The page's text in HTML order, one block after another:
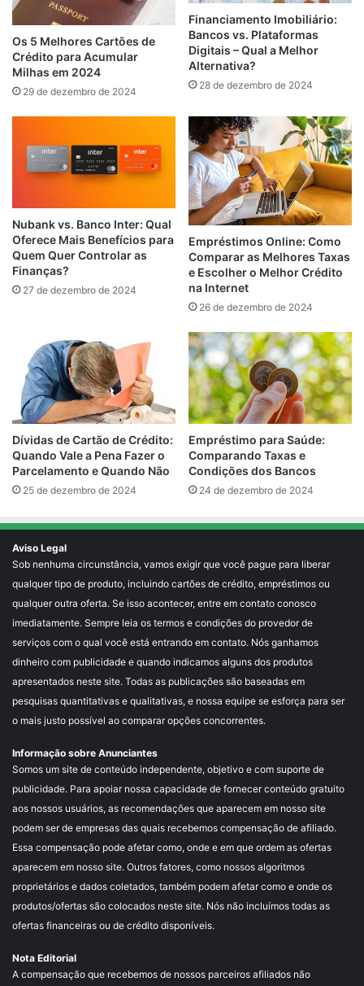
Os 5 Melhores Cartões de
Crédito para Acumular
Milhas em 2024
29 de dezembro de 2024
Financiamento Imobiliário:
Bancos vs. Plataformas
Digitais – Qual a Melhor
Alternativa?
28 de dezembro de 2024
Nubank vs. Banco Inter: Qual
Oferece Mais Benefícios para
Quem Quer Controlar as
Finanças?
27 de dezembro de 2024
Empréstimos Online: Como
Comparar as Melhores Taxas
e Escolher o Melhor Crédito
na Internet
26 de dezembro de 2024
Dívidas de Cartão de Crédito:
Quando Vale a Pena Fazer o
Parcelamento e Quando Não
25 de dezembro de 2024
Empréstimo para Saúde:
Comparando Taxas e
Condições dos Bancos
24 de dezembro de 2024
Aviso Legal
Sob nenhuma circunstância, vamos exigir que você pague para liberar
qualquer tipo de produto, incluindo cartões de crédito, empréstimos ou
qualquer outra oferta. Se isso acontecer, entre em contato conosco
imediatamente. Sempre leia os termos e condições do provedor de
serviços com o qual você está entrando em contato. Nós ganhamos
dinheiro com publicidade e quando indicamos alguns dos produtos
apresentados neste site. Todas as publicações são baseadas em
pesquisas quantitativas e qualitativas, e nossa equipe se esforça para ser
o mais justo possível ao comparar opções concorrentes.
Informação sobre Anunciantes
Somos um site de conteúdo independente, objetivo e com suporte de
publicidade. Para apoiar nossa capacidade de fornecer conteúdo gratuito
aos nossos usuários, as recomendações que aparecem em nosso site
podem ser de empresas das quais recebemos compensação de afiliado.
Essa compensação pode afetar como, onde e em que ordem as ofertas
aparecem em nosso site. Outros fatores, como nossos algoritmos
proprietários e dados coletados, também podem afetar como e onde os
produtos/ofertas são colocados neste site. Nós não incluímos todas as
ofertas financeiras ou de crédito disponíveis.
Nota Editorial
A compensação que recebemos de nossos parceiros afiliados não